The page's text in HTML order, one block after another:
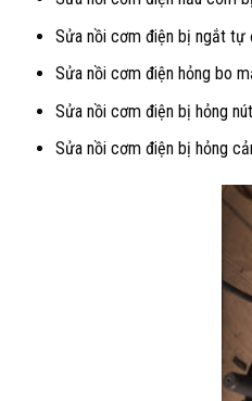
Sửa nồi cơm điện bị ngắt tự
Sửa nồi cơm điện hỏng bo
Sửa nồi cơm điện bị hỏng
Sửa nồi cơm điện bị hỏng